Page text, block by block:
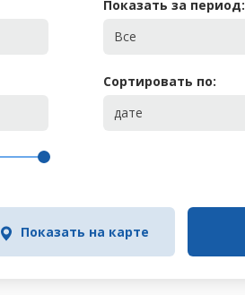
Показать за период:
Все
Сортировать по:
дате
Показать на карте